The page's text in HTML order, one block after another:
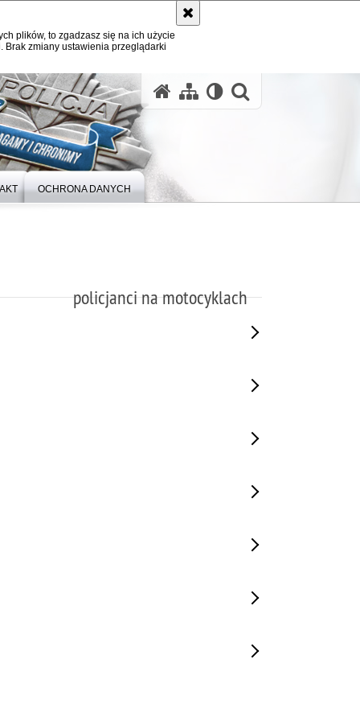
plików, to zgadzasz się na ich użycie
zmiany ustawienia przeglądarki
OCHRONA DANYCH
policjanci na motocyklach